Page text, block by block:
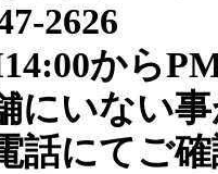
2626
から
にいない
話にてご